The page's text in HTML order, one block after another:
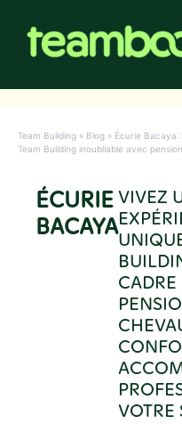
contenu
Team Building » Blog » Écurie Bacaya
Team Building inoubliable avec
ÉCURIE
BACAYA
VIVEZ
VOTRE